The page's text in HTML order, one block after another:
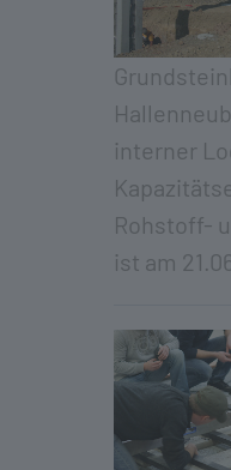
interner
Rohstoff-
ist am